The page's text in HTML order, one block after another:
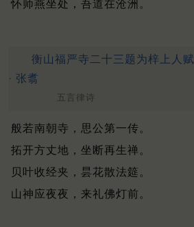
怀师燕坐处，吾道在沧洲。
衡山福严寺二十三题为梓上人赋
· 张翥
五言律诗
般若南朝寺，思公第一传。
拓开方丈地，坐断再生禅。
贝叶收经夹，昙花散法筵。
山神应夜夜，来礼佛灯前。